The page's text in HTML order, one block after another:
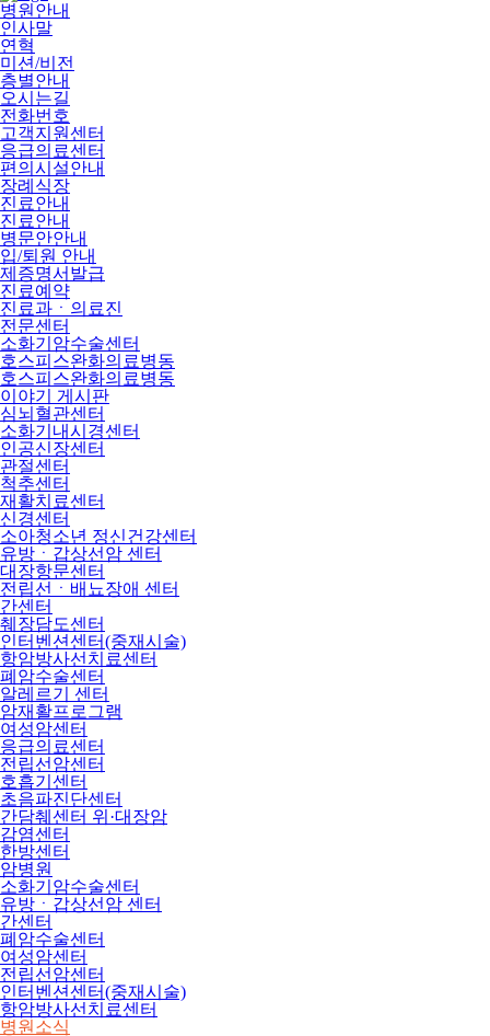
병원안내
인사말
연혁
미션/비전
층별안내
오시는길
전화번호
고객지원센터
응급의료센터
편의시설안내
장례식장
진료안내
진료안내
병문안안내
입/퇴원 안내
제증명서발급
진료예약
진료과ㆍ의료진
전문센터
소화기암수술센터
호스피스완화의료병동
호스피스완화의료병동
이야기 게시판
심뇌혈관센터
소화기내시경센터
인공신장센터
관절센터
척추센터
재활치료센터
신경센터
소아청소년 정신건강센터
유방ㆍ갑상선암 센터
대장항문센터
전립선ㆍ배뇨장애 센터
간센터
췌장담도센터
인터벤션센터(중재시술)
항암방사선치료센터
폐암수술센터
알레르기 센터
암재활프로그램
여성암센터
응급의료센터
전립선암센터
호흡기센터
초음파진단센터
간담췌센터 위·대장암
감염센터
한방센터
암병원
소화기암수술센터
유방ㆍ갑상선암 센터
간센터
폐암수술센터
여성암센터
전립선암센터
인터벤션센터(중재시술)
항암방사선치료센터
병원소식